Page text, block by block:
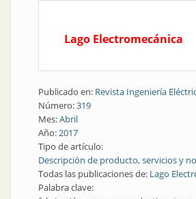
Lago Electromecánica
Publicado en: Revista Ingeniería
Número:319
Mes:Abril
Año:2017
Tipo de artículo:
Descripción de producto, servicios y
Todas las publicaciones de: Lago
Palabra clave: